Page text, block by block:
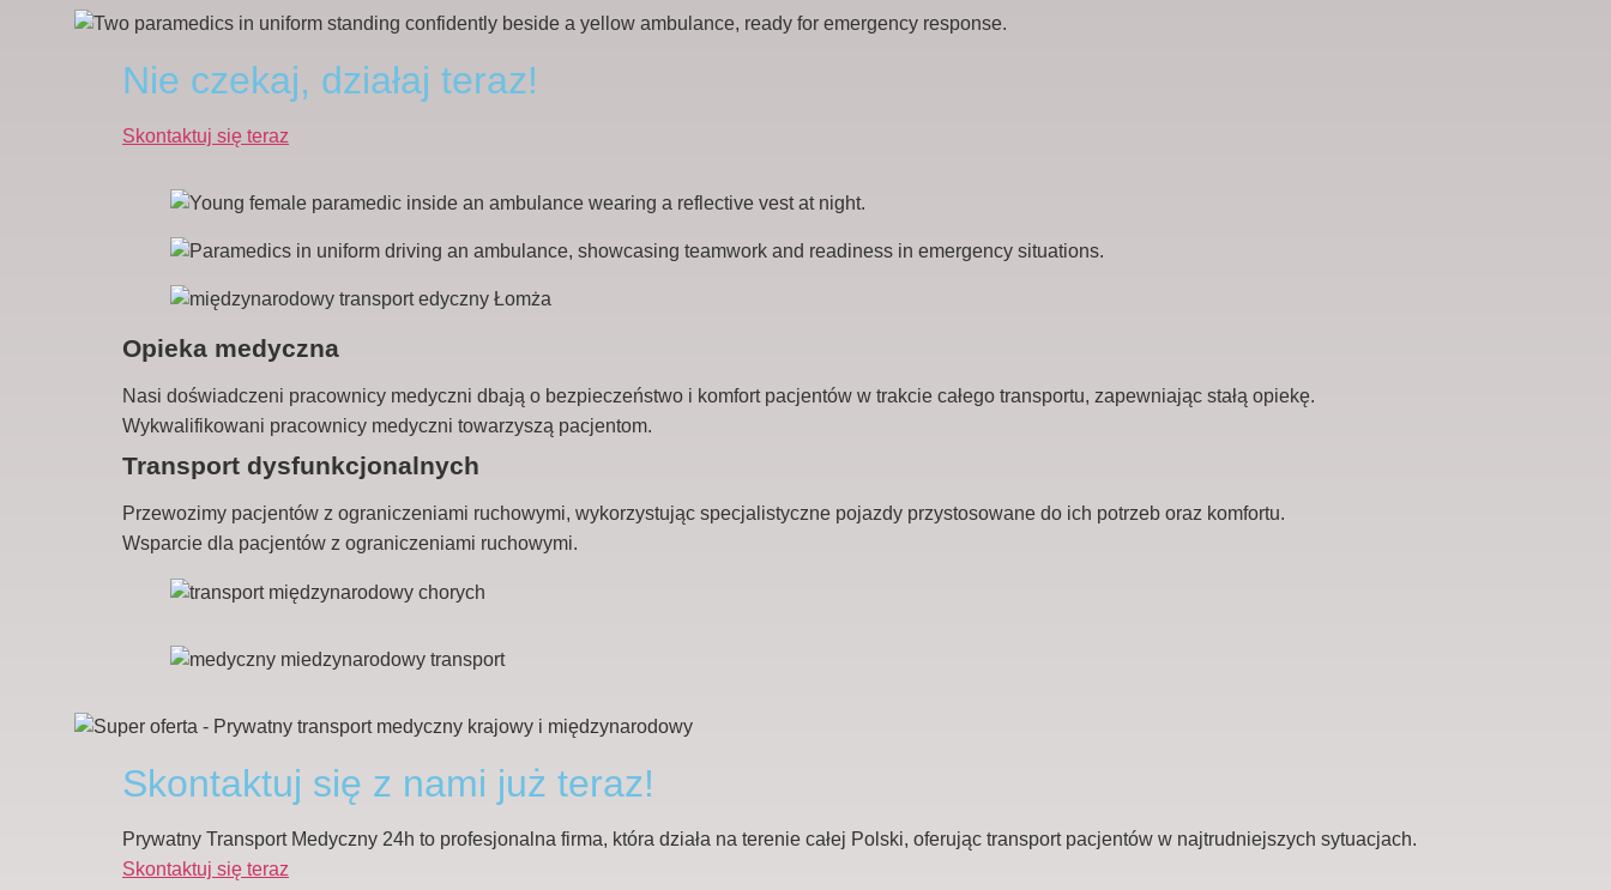
Nie czekaj, działaj teraz!
Skontaktuj się teraz
Opieka medyczna
Nasi doświadczeni pracownicy medyczni dbają o bezpieczeństwo i komfort pacjentów w trakcie całego transportu, zapewniając stałą opiekę.
Wykwalifikowani pracownicy medyczni towarzyszą pacjentom.
Transport dysfunkcjonalnych
Przewozimy pacjentów z ograniczeniami ruchowymi, wykorzystując specjalistyczne pojazdy przystosowane do ich potrzeb oraz komfortu.
Wsparcie dla pacjentów z ograniczeniami ruchowymi.
Skontaktuj się z nami już teraz!
Prywatny Transport Medyczny 24h to profesjonalna firma, która działa na terenie całej Polski, oferując transport pacjentów w najtrudniejszych sytuacjach.
Skontaktuj się teraz